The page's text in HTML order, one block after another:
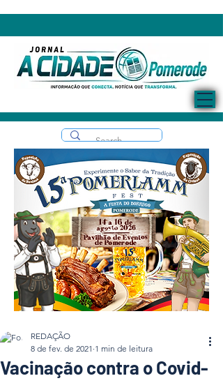
Vacinação contra o Covid-
REDAÇÃO
8 de fev. de 2021 1 min de leitura